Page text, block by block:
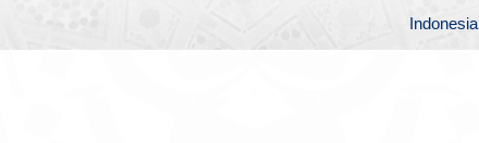
Indonesia